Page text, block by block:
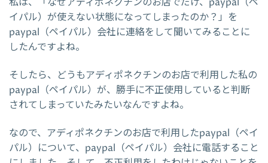
イパル）が使えない状態になってしまったのか？」を
paypal（ペイパル）会社に連絡をして聞いてみることに
したんですよね。
そしたら、どうもアディポネクチンのお店で利用した私の
paypal（ペイパル）が、勝手に不正使用していると判断
されてしまっていたみたいなんですよね。
なので、アディポネクチンのお店で利用したpaypal（ペイ
パル）について、paypal（ペイパル）会社に電話すること